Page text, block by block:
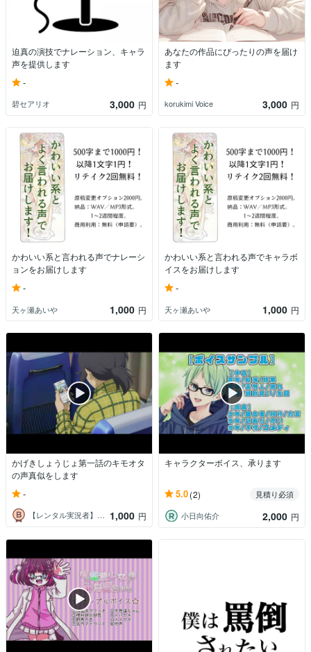
迫真の演技でナレーション、キャラ
声を提供します
-
碧セアリオ 3,000 円
あなたの作品にぴったりの声を届け
ます
-
korukimi Voice 3,000 円
かわいい系と言われる声でナレーシ
ョンをお届けします
-
天ヶ瀬あいや 1,000 円
かわいい系と言われる声でキャラボ
イスをお届けします
-
天ヶ瀬あいや 1,000 円
かげきしょうじょ第一話のキモオタ
の声真似をします
-
【レンタル実況者】沖魂 1,000 円
キャラクターボイス、承ります
5.0(2)
見積り必須
小日向佑介
2,000 円